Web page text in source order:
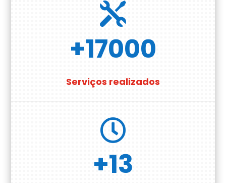

+17000
Serviços realizados

+13